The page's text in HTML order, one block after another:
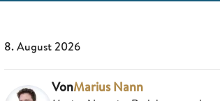
8. August 2026
VonMarius Nann